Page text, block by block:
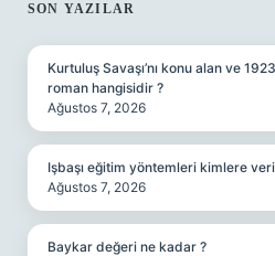
SIDEBAR
SON YAZILAR
Kurtuluş Savaşı’nı konu alan ve
roman hangisidir ?
Ağustos 7, 2026
Işbaşı eğitim yöntemleri kimlere
Ağustos 7, 2026
Baykar değeri ne kadar ?